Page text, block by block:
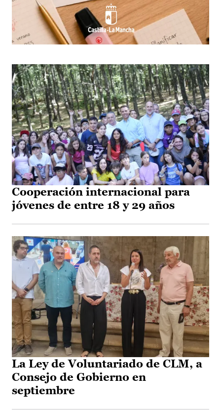
Cooperación internacional para
jóvenes de entre 18 y 29 años
La Ley de Voluntariado de CLM, a
Consejo de Gobierno en
septiembre